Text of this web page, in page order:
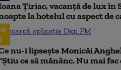
Țiriac, vacanță de lux în
la hotelul cu aspect de
aplicația Digi FM
nu-i lipsește Monicăi
ce să mănânc. Nu mai fac